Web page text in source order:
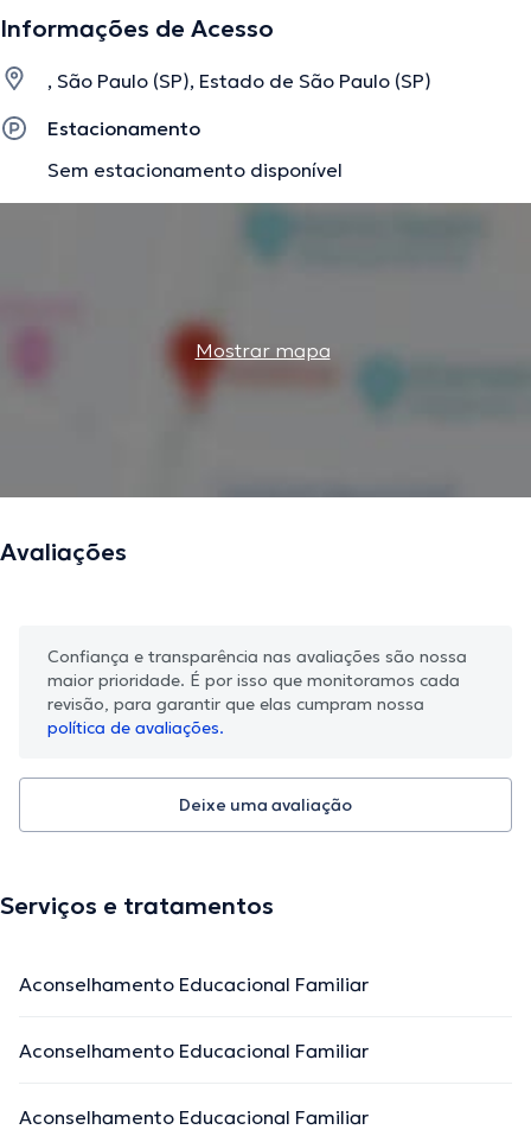
Informações de Acesso
, São Paulo (SP), Estado de São Paulo (SP)
Estacionamento
Sem estacionamento disponível
Mostrar mapa
Avaliações
Confiança e transparência nas avaliações são nossa
maior prioridade. É por isso que monitoramos cada
revisão, para garantir que elas cumpram nossa
política de avaliações.
Deixe uma avaliação
Serviços e tratamentos
Aconselhamento Educacional Familiar
Aconselhamento Educacional Familiar
Aconselhamento Educacional Familiar